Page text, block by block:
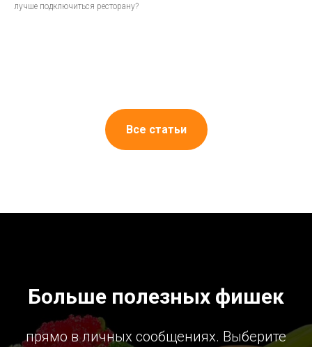
лучше подключиться ресторану?
Все статьи
Больше полезных фишек
прямо в личных сообщениях. Выберите